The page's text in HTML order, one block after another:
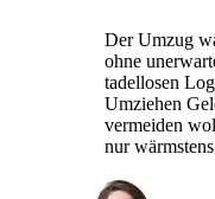
Der Umzug
ohne
tadellosen
Umziehen
vermeiden
nur